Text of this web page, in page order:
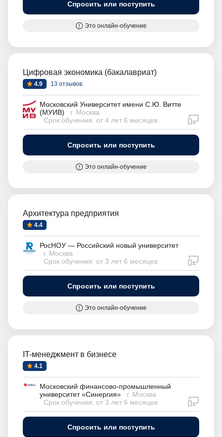
Спросить или поступить
Это онлайн-обучение
Цифровая экономика (бакалавриат)
4.9 13 отзывов
Московский Университет имени С.Ю. Витте
(МУИВ)
г. Москва
Срок обучения: от 4 лет 6 месяцев
Спросить или поступить
Это онлайн-обучение
Архитектура предприятия
4.4
РосНОУ — Российский новый университет
г. Москва
Срок обучения: от 3 лет 6 месяцев
Спросить или поступить
Это онлайн-обучение
IT-менеджмент в бизнесе
4.1
Московский финансово-промышленный
университет «Синергия»
г. Москва
Срок обучения: от 3 лет 6 месяцев
Спросить или поступить